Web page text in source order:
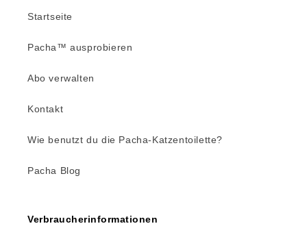
Startseite
Pacha™ ausprobieren
Abo verwalten
Kontakt
Wie benutzt du die Pacha-Katzentoilette?
Pacha Blog
Verbraucherinformationen